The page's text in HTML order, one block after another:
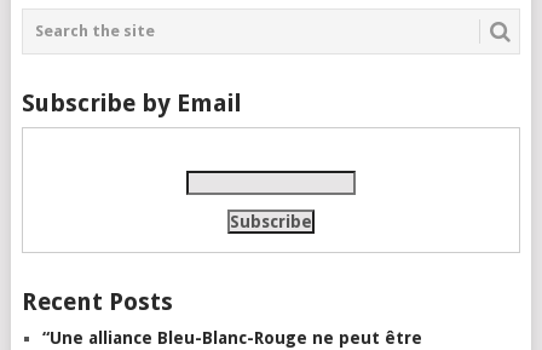
Subscribe by Email
Recent Posts
“Une alliance Bleu-Blanc-Rouge ne peut être